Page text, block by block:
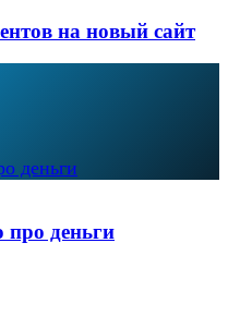
на новый сайт
деньги
про деньги